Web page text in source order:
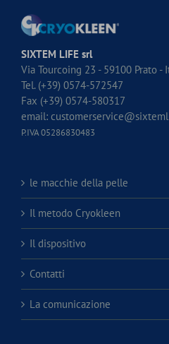
SIXTEM LIFE srl
Via Tourcoing 23 - 59100 Prato -
Tel. (+39) 0574-572547
Fax (+39) 0574-580317
email:
P.IVA 05286830483
le macchie della pelle
Il metodo Cryokleen
Il dispositivo
Contatti
La comunicazione